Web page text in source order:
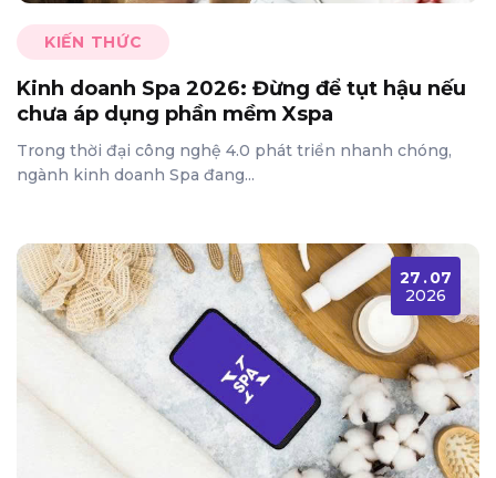
KIẾN THỨC
Kinh doanh Spa 2026: Đừng để tụt hậu nếu
chưa áp dụng phần mềm Xspa
Trong thời đại công nghệ 4.0 phát triển nhanh chóng,
ngành kinh doanh Spa đang...
27 .07
2026